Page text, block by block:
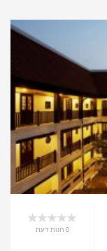
0 חוות דעת